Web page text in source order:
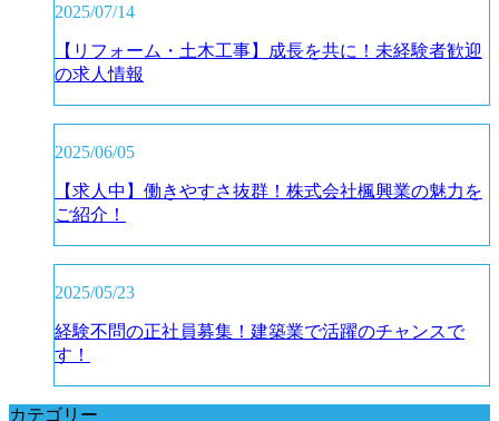
2025/07/14
【リフォーム・土木工事】成長を共に！未経験者歓迎
の求人情報
2025/06/05
【求人中】働きやすさ抜群！株式会社楓興業の魅力を
ご紹介！
2025/05/23
経験不問の正社員募集！建築業で活躍のチャンスで
す！
カテゴリー